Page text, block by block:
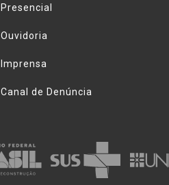
Presencial
Ouvidoria
Imprensa
Canal de Denúncia